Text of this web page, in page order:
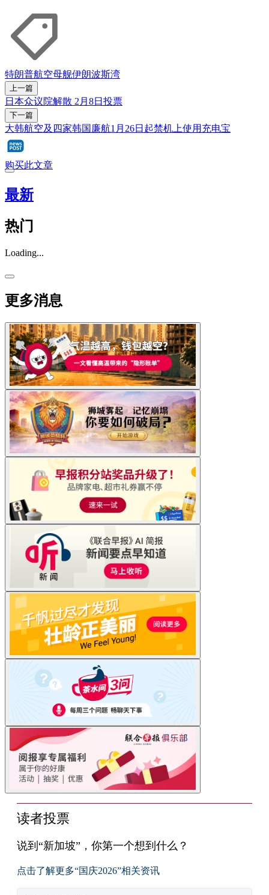
特朗普航空母舰伊朗波斯湾
上一篇
日本众议院解散 2月8日投票
下一篇
大韩航空及四家韩国廉航1月26日起禁机上使用充电宝
购买此文章
最新
热门
Loading...
更多消息